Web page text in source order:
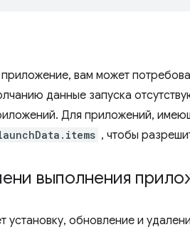
вам может
данные запуска
Для приложений,
, чтобы
выполнения
обновление и